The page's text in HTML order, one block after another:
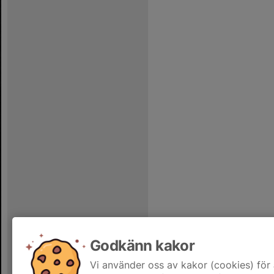
Godkänn kakor
Vi använder oss av kakor (cookies)